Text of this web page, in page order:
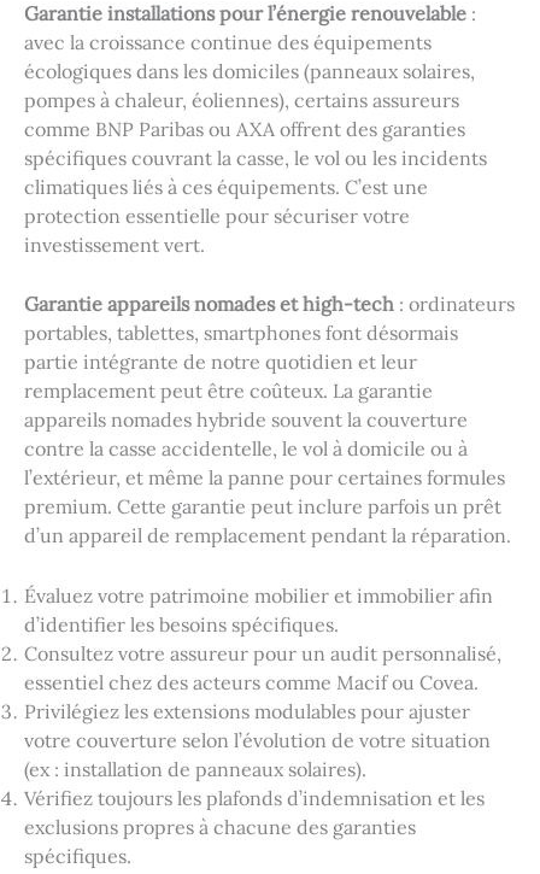
Garantie installations pour l’énergie renouvelable :
avec la croissance continue des équipements
écologiques dans les domiciles (panneaux solaires,
pompes à chaleur, éoliennes), certains assureurs
comme BNP Paribas ou AXA offrent des garanties
spécifiques couvrant la casse, le vol ou les incidents
climatiques liés à ces équipements. C’est une
protection essentielle pour sécuriser votre
investissement vert.
Garantie appareils nomades et high-tech : ordinateurs
portables, tablettes, smartphones font désormais
partie intégrante de notre quotidien et leur
remplacement peut être coûteux. La garantie
appareils nomades hybride souvent la couverture
contre la casse accidentelle, le vol à domicile ou à
l’extérieur, et même la panne pour certaines formules
premium. Cette garantie peut inclure parfois un prêt
d’un appareil de remplacement pendant la réparation.
Évaluez votre patrimoine mobilier et immobilier afin
d’identifier les besoins spécifiques.
Consultez votre assureur pour un audit personnalisé,
essentiel chez des acteurs comme Macif ou Covea.
Privilégiez les extensions modulables pour ajuster
votre couverture selon l’évolution de votre situation
(ex : installation de panneaux solaires).
Vérifiez toujours les plafonds d’indemnisation et les
exclusions propres à chacune des garanties
spécifiques.